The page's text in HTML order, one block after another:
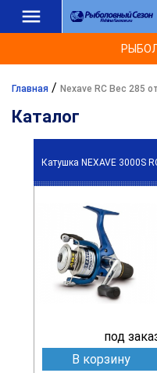
Главная / Nexave RC Вес 285
Каталог
Катушка NEXAVE 3000S
под
В корзину